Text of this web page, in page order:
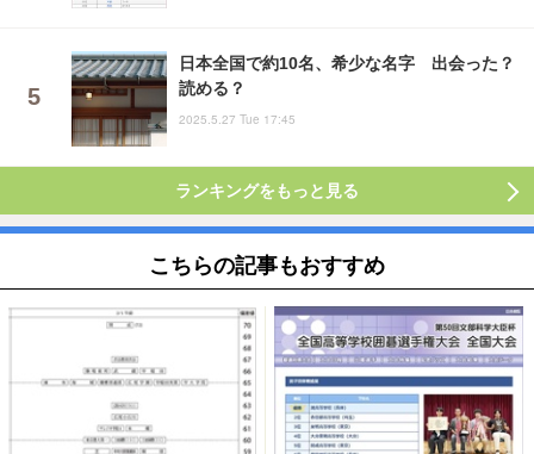
日本全国で約10名、希少な名字 出会った？
読める？
2025.5.27 Tue 17:45
ランキングをもっと見る
こちらの記事もおすすめ